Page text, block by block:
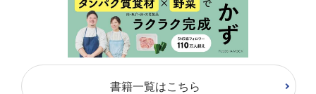
書籍一覧はこちら